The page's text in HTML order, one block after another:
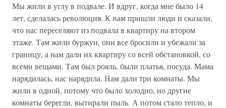
Мы жили в углу в подвале. И вдруг, когда мне было 14
лет, сделалась революция. К нам пришли люди и сказали,
что нас переселяют из подвала в квартиру на втором
этаже. Там жили буржуи, они все бросили и убежали за
границу, а нам дали их квартиру со всей обстановкой, со
всеми вещами. Там был рояль, были платья, посуда. Мама
нарядилась, нас нарядила. Нам дали три комнаты. Мы
жили в одной, потому что было холодно, но другие
комнаты берегли, вытирали пыль. А потом стало тепло, и